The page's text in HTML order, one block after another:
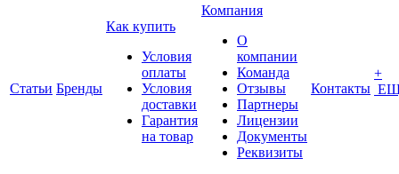
Статьи Бренды
Как купить
Условия
оплаты
Условия
доставки
Гарантия
на товар
Компания
О
компании
Команда
Отзывы
Партнеры
Лицензии
Документы
Реквизиты
Контакты
+